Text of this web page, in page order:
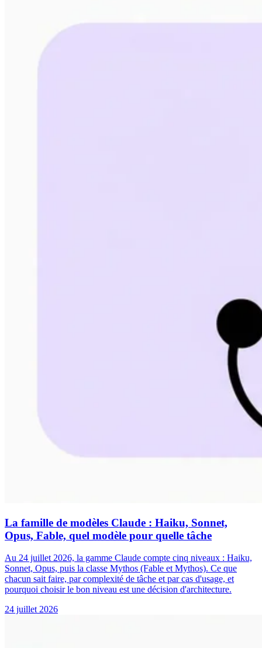
La famille de modèles Claude : Haiku, Sonnet,
Opus, Fable, quel modèle pour quelle tâche
Au 24 juillet 2026, la gamme Claude compte cinq niveaux : Haiku,
Sonnet, Opus, puis la classe Mythos (Fable et Mythos). Ce que
chacun sait faire, par complexité de tâche et par cas d'usage, et
pourquoi choisir le bon niveau est une décision d'architecture.
24 juillet 2026